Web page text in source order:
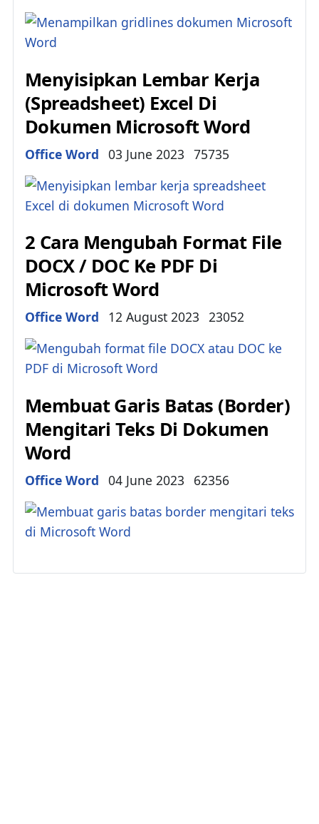
Menyisipkan Lembar Kerja
(Spreadsheet) Excel Di
Dokumen Microsoft Word
Details
Office Word 03 June 2023 75735
2 Cara Mengubah Format File
DOCX / DOC Ke PDF Di
Microsoft Word
Details
Office Word 12 August 2023 23052
Membuat Garis Batas (Border)
Mengitari Teks Di Dokumen
Word
Details
Office Word 04 June 2023 62356